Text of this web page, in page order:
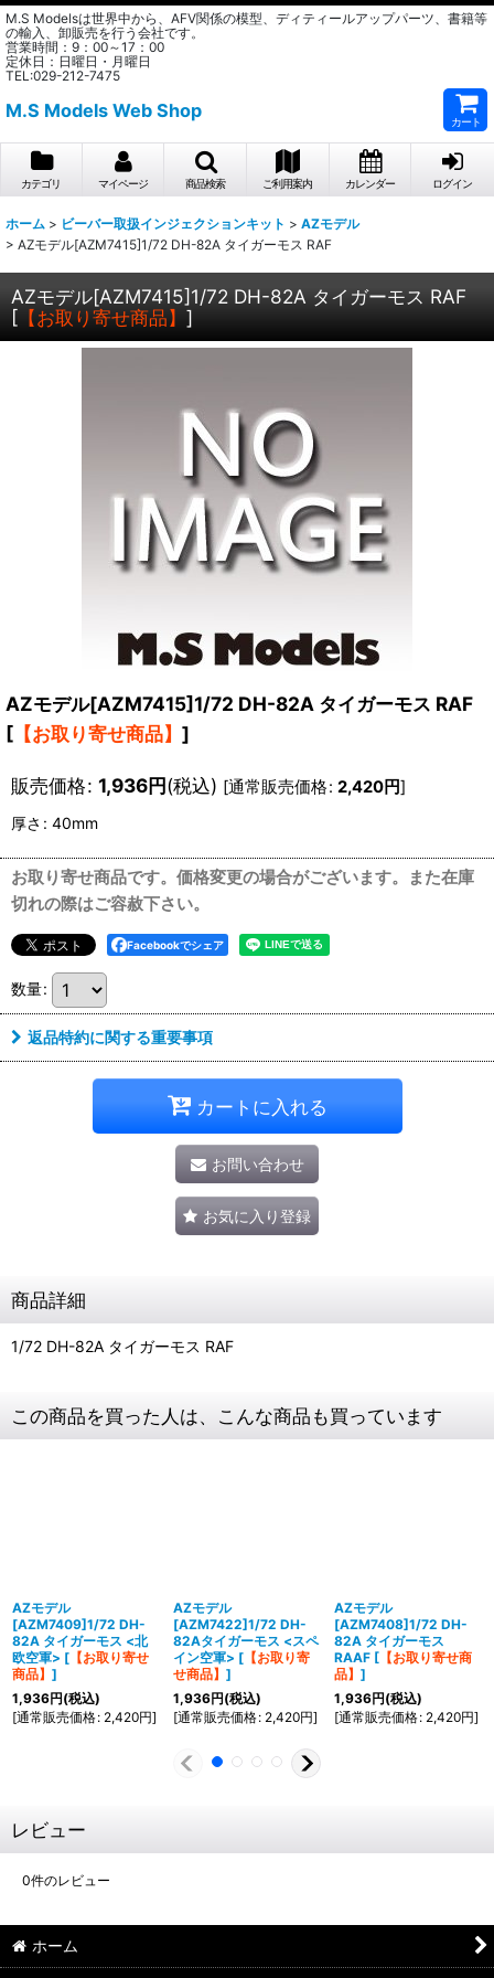
M.S Modelsは世界中から、AFV関係の模型、ディティールアップパーツ、書籍等
の輸入、卸販売を行う会社です。
営業時間：9：00～17：00
定休日：日曜日・月曜日
TEL:029-212-7475
M.S Models Web Shop
カート
カテゴリ マイページ 商品検索 ご利用案内 カレンダー ログイン
ホーム > ビーバー取扱インジェクションキット > AZモデル
> AZモデル[AZM7415]1/72 DH-82A タイガーモス RAF
AZモデル[AZM7415]1/72 DH-82A タイガーモス RAF
[ 【お取り寄せ商品】 ]
AZモデル[AZM7415]1/72 DH-82A タイガーモス RAF
[ 【お取り寄せ商品】 ]
販売価格: 1,936円(税込) [通常販売価格: 2,420円]
厚さ : 40mm
お取り寄せ商品です。価格変更の場合がございます。また在庫
切れの際はご容赦下さい。
Facebookでシェア
数量:
返品特約に関する重要事項
カートに入れる
お問い合わせ
お気に入り登録
商品詳細
1/72 DH-82A タイガーモス RAF
この商品を買った人は、こんな商品も買っています
AZモデル
[AZM7409]1/72 DH-
82A タイガーモス <北
欧空軍> [ 【お取り寄せ
商品】 ]
1,936円(税込)
[通常販売価格: 2,420円]
AZモデル
[AZM7422]1/72 DH-
82Aタイガーモス <スペ
イン空軍> [ 【お取り寄
せ商品】 ]
1,936円(税込)
[通常販売価格: 2,420円]
AZモデル
[AZM7408]1/72 DH-
82A タイガーモス
RAAF [ 【お取り寄せ商
品】 ]
1,936円(税込)
[通常販売価格: 2,420円]
レビュー
0件のレビュー
ホーム